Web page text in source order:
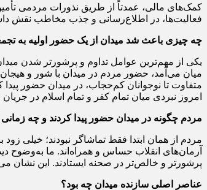
کمک‌های مالی، عمدتاً از طریق نذورات مردمی
فعالیت‌ها، در اطلاع‌رسانی و جذب مخاطب نقش
چه چیزی باعث شد میدان از یک حضور اولیه به
یکی از مهم‌ترین عوامل تداوم و پرشورتر شدن
میان می‌آمد، حضور مردم در میدان با شور و
متفاوت تا نوجوانان کم‌حجاب، در میدان حضور
امروز نبردی میان تمام کفر و تمام اسلام در
مردم چگونه در میدان حضور پیدا کردند و چه
مردم از همان ابتدا فقط تماشاگر نبودند؛ خیلی
آرمان‌های انقلاب حساس و همراه‌اند. ما به‌وضوح
پرشورتر و خالص‌تر در صحنه ایستادند. این نشان
عناصر اصلی سازنده میدان چه بود؟